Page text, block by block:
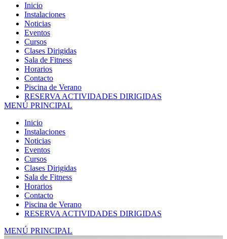
Inicio
Instalaciones
Noticias
Eventos
Cursos
Clases Dirigidas
Sala de Fitness
Horarios
Contacto
Piscina de Verano
RESERVA ACTIVIDADES DIRIGIDAS
MENÚ PRINCIPAL
Inicio
Instalaciones
Noticias
Eventos
Cursos
Clases Dirigidas
Sala de Fitness
Horarios
Contacto
Piscina de Verano
RESERVA ACTIVIDADES DIRIGIDAS
MENÚ PRINCIPAL